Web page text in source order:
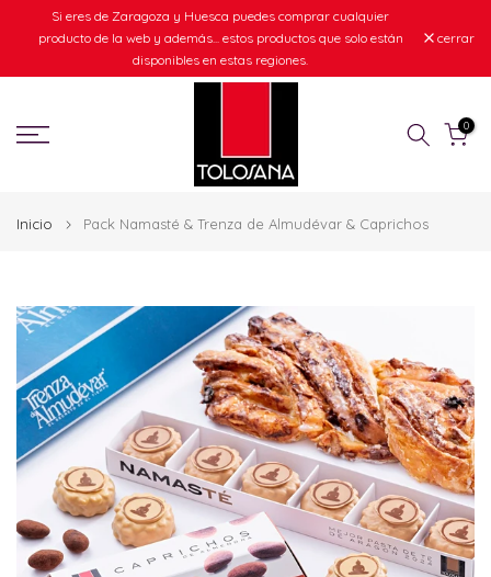
contenido
Si eres de Zaragoza y Huesca puedes comprar cualquier
producto de la web y además... estos productos que solo están
disponibles en estas regiones.
cerrar
0
Inicio Pack Namasté & Trenza de Almudévar & Caprichos